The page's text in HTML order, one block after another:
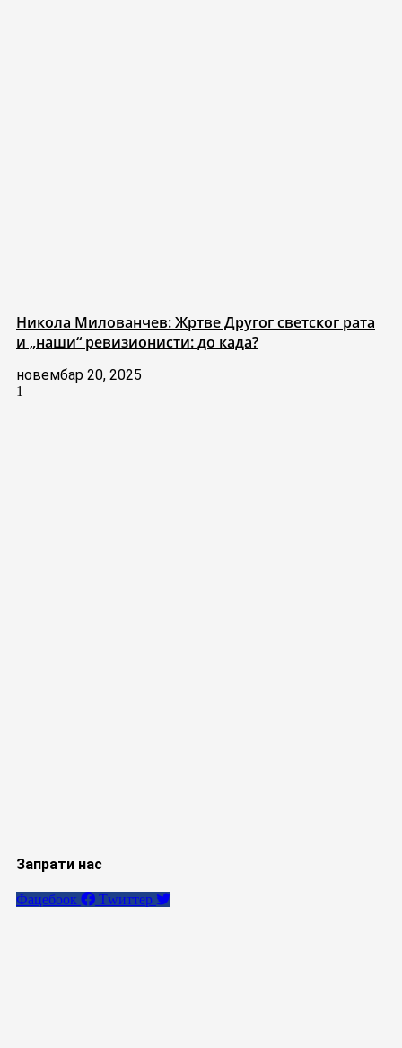
Никола Милованчев: Жртве Другог светског рата
и „наши“ ревизионисти: до када?
новембар 20, 2025
Запрати нас
Фацебоок Тwиттер